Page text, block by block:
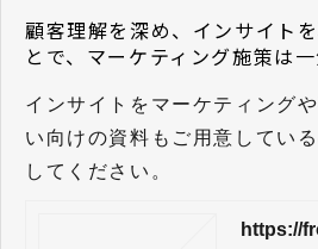
顧客理解を深め、インサイト
とで、マーケティング施策は一
インサイトをマーケティング
い向けの資料もご用意してい
してください。
https://